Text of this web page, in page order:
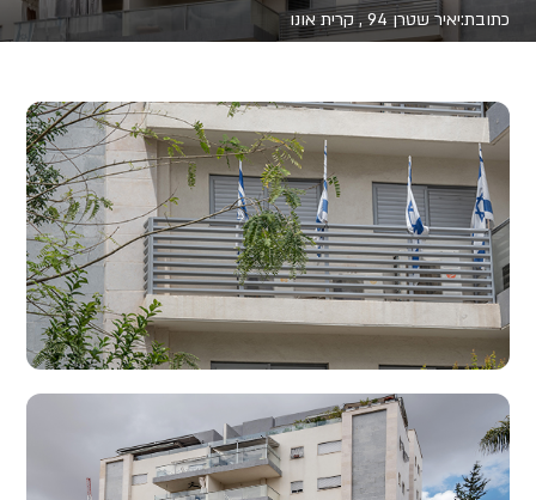
כתובת:יאיר שטרן 94 , קרית אונו